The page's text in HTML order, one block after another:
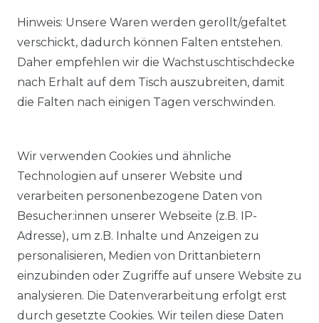
Hinweis: Unsere Waren werden gerollt/gefaltet
verschickt, dadurch können Falten entstehen.
Daher empfehlen wir die Wachstuschtischdecke
nach Erhalt auf dem Tisch auszubreiten, damit
die Falten nach einigen Tagen verschwinden.
KOSTENLOSER & SCHNELLER VERSAND
LIEFERZEIT ETWA 1 BIS 3 WERKTAGE
Wir verwenden Cookies und ähnliche
Technologien auf unserer Website und
verarbeiten personenbezogene Daten von
Besucher:innen unserer Webseite (z.B. IP-
Adresse), um z.B. Inhalte und Anzeigen zu
personalisieren, Medien von Drittanbietern
einzubinden oder Zugriffe auf unsere Website zu
analysieren. Die Datenverarbeitung erfolgt erst
durch gesetzte Cookies. Wir teilen diese Daten